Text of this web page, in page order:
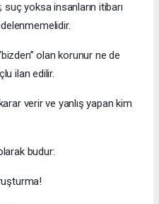
suç yoksa insanların itibarı
olan korunur ne de
ilan edilir.
verir ve yanlış yapan kim
budur: